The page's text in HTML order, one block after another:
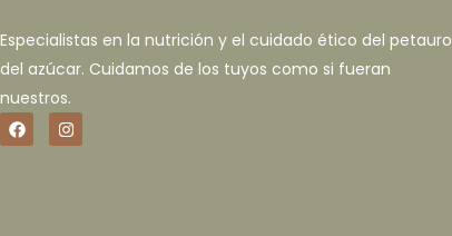
Especialistas en la nutrición y el cuidado ético del petauro
del azúcar. Cuidamos de los tuyos como si fueran
nuestros.